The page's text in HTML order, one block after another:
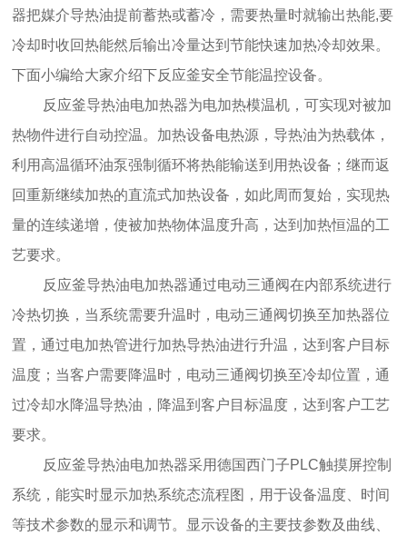
器把媒介导热油提前蓄热或蓄冷，需要热量时就输出热能,要
冷却时收回热能然后输出冷量达到节能快速加热冷却效果。
下面小编给大家介绍下反应釜安全节能温控设备。
反应釜导热油电加热器为电加热模温机，可实现对被加
热物件进行自动控温。加热设备电热源，导热油为热载体，
利用高温循环油泵强制循环将热能输送到用热设备；继而返
回重新继续加热的直流式加热设备，如此周而复始，实现热
量的连续递增，使被加热物体温度升高，达到加热恒温的工
艺要求。
反应釜导热油电加热器通过电动三通阀在内部系统进行
冷热切换，当系统需要升温时，电动三通阀切换至加热器位
置，通过电加热管进行加热导热油进行升温，达到客户目标
温度；当客户需要降温时，电动三通阀切换至冷却位置，通
过冷却水降温导热油，降温到客户目标温度，达到客户工艺
要求。
反应釜导热油电加热器采用德国西门子PLC触摸屏控制
系统，能实时显示加热系统态流程图，用于设备温度、时间
等技术参数的显示和调节。显示设备的主要技参数及曲线、